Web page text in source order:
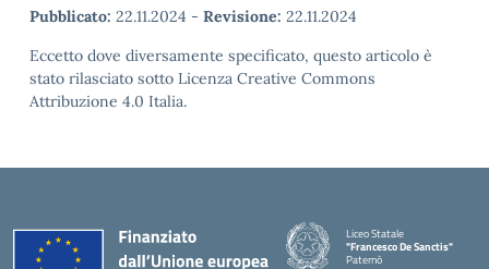
Pubblicato: 22.11.2024 - Revisione: 22.11.2024
Eccetto dove diversamente specificato, questo articolo è
stato rilasciato sotto Licenza Creative Commons
Attribuzione 4.0 Italia.
Liceo Statale
"Francesco De Sanctis"
Paternò